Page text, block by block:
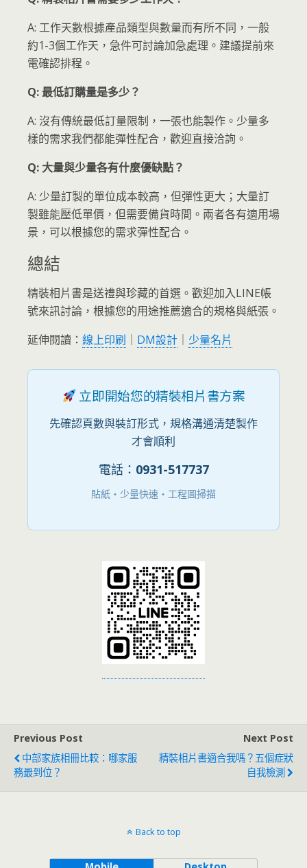
A: 工作天數根據產品類型與數量而有所不同，一般
約1-3個工作天，急件可討論加急處理。建議提前來
電確認排程。
Q: 最低訂購量是多少？
A: 沒有傳統最低訂量限制，一張也能製作。少量多
樣的需求我們都能彈性配合，歡迎直接洽詢。
Q: 大量與少量各有什麼優缺點？
A: 少量訂製的單位成本較高，但彈性更大；大量訂
製雖能壓低單價，但需要備貨時間。兩者各有適用場
景，可以根據您的需求彈性配合。
總結
精裝相片書是送禮與珍藏的首選。歡迎加入LINE帳
號來訊討論，根據您的用途推薦適合的規格與紙張。
延伸閱讀： 線上印刷 DM設計 少量名片
立即開始您的精裝相片書方案
先確認頁數與裝訂形式，規格溝通清楚製作
才會順利
電話： 0931-517737
貼紙・少量快速・工程圖掃描
Previous Post
中部家族相冊比較：哪家服
務最到位？
Next Post
精裝相片書適合我嗎？五個症狀
自我檢測
Back to top